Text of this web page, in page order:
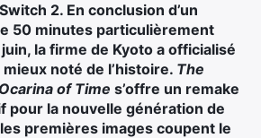
2. En conclusion d’un
50 minutes particulièrement
la firme de Kyoto a officialisé
noté de l’histoire. The
of Time s’offre un remake
pour la nouvelle génération de
premières images coupent le